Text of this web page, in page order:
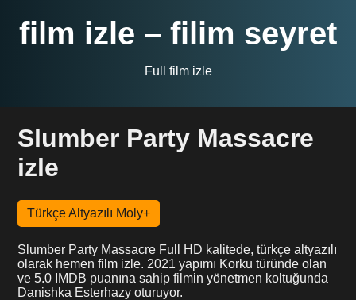
film izle – filim seyret
Full film izle
Slumber Party Massacre
izle
Türkçe Altyazılı Moly+
Slumber Party Massacre Full HD kalitede, türkçe altyazılı
olarak hemen film izle. 2021 yapımı Korku türünde olan
ve 5.0 IMDB puanına sahip filmin yönetmen koltuğunda
Danishka Esterhazy oturuyor.